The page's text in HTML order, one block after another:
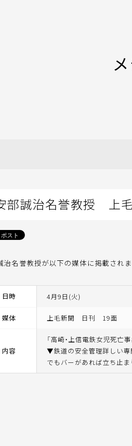
部誠治名誉教授 上
治名誉教授が以下の媒体に掲載されま
日時 4月9日(火)
媒体 上毛新聞 日刊 19面
内容
「高崎・上信電鉄女児死亡
▼鉄道の安全管理詳しい専
でもバーがあれば立ち止ま